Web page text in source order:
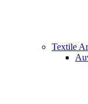
Textile